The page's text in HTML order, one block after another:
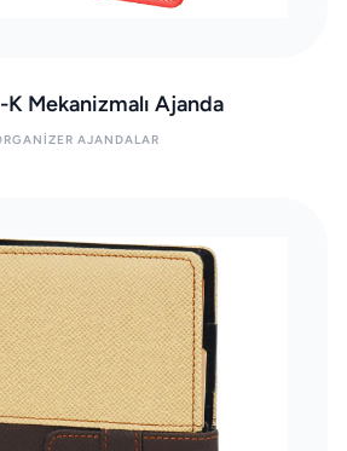
Mekanizmalı Ajanda
AJANDALAR